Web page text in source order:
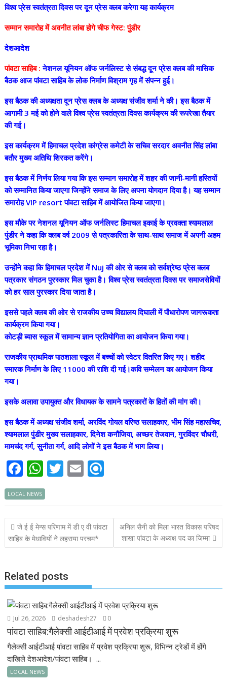
विश्व प्रेस स्वतंत्रता दिवस पर दून प्रेस क्लब करेगा यह कार्यक्रम
सम्मान समारोह में अवनीत लांबा होगे चीफ गेस्ट: पुुंडीर
देशआदेश
पांवटा साहिब : नेशनल यूनियन ऑफ जर्नलिस्ट से संबद्ध दून प्रेस क्लब की मासिक
बैठक आज पांवटा साहिब के लोक निर्माण विश्राम गृह में संपन्न हुई।
इस बैठक की अध्यक्षता दून प्रेस क्लब के अध्यक्ष संजीव शर्मा ने की। इस बैठक में
आगामी 3 मई को होने वाले विश्व प्रेस स्वतंत्रता दिवस कार्यक्रम की रूपरेखा तैयार
की गई।
इस कार्यक्रम में हिमाचल प्रदेश कांग्रेस कमेटी के सचिव सरदार अवनीत सिंह लांबा
बतौर मुख्य अतिथि शिरकत करेंगे।
इस बैठक में निर्णय लिया गया कि इस सम्मान समारोह में शहर की जानी-मानी हस्तियों
को सम्मानित किया जाएगा जिन्होंने समाज के लिए अपना योगदान दिया है। यह सम्मान
समारोह VIP resort पांवटा साहिब में आयोजित किया जाएगा।
इस मौके पर नेशनल यूनियन ऑफ जर्नलिस्ट हिमाचल इकाई के प्रवक्ता श्यामलाल
पुंडीर ने कहा कि क्लब वर्ष 2009 से पत्रकारिता के साथ-साथ समाज में अपनी अहम
भूमिका निभा रहा है।
उन्होंने कहा कि हिमाचल प्रदेश में Nuj की ओर से क्लब को सर्वश्रेष्ठ प्रेस क्लब
पत्रकार संगठन पुरस्कार मिल चुका है। विश्व प्रेस स्वतंत्रता दिवस पर समाजसेवियों
को हर साल पुरस्कार दिया जाता है।
इससे पहले क्लब की ओर से राजकीय उच्च विद्यालय दिघाली में पौधारोपण जागरूकता
कार्यक्रम किया गया।
कोटड़ी ब्यास स्कूल में सामान्य ज्ञान प्रतियोगिता का आयोजन किया गया।
राजकीय प्राथमिक पाठशाला स्कूल में बच्चों को स्वेटर वितरित किए गए। शहीद
स्मारक निर्माण के लिए 11000 की राशि दी गई।कवि सम्मेलन का आयोजन किया
गया।
इसके अलावा उपायुक्त और विधायक के सामने पत्रकारों के हितों की मांग की।
इस बैठक में अध्यक्ष संजीव शर्मा, अरविंद गोयल वरिष्ठ सलाहकार, भीम सिंह महासचिव,
श्यामलाल पुंडीर मुख्य सलाहकार, दिनेश कनौजिया, अच्छर तेजवान, गुरविंदर चौधरी,
मामचंद गर्ग, सुनीता गर्ग, आदि लोगों ने इस बैठक में भाग लिया।
F
ac
e
b
o
o
W
h
at
s
A
p
T
itt
er
E
ai
l
i
n
d
LOCAL NEWS
Post
navigation
जे ई ई मेन्स परिणाम में डी ए वी पांवटा
साहिब के मेधावियों ने लहराया परचम*
अनिल सैनी को मिला भारत विकास परिषद
शाखा पांवटा के अध्यक्ष पद का जिम्मा
Related posts
Jul 26, 2026 deshadesh27 0
पांवटा साहिब:गैलेक्सी आईटीआई में प्रवेश प्रक्रिया शुरू
गैलेक्सी आईटीआई पांवटा साहिब में प्रवेश प्रक्रिया शुरू, विभिन्न ट्रेडों में होंगे
दाखिले देशआदेश/पांवटा साहिब। ...
LOCAL NEWS